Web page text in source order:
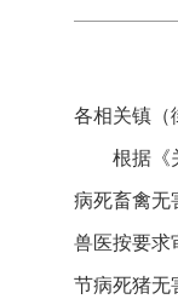
各相关镇（
根据《
病死畜禽无
兽医按要求
节病死猪无